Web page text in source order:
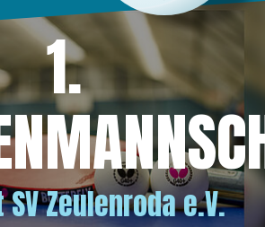
springen
1.
SV Zeulenroda e.V.